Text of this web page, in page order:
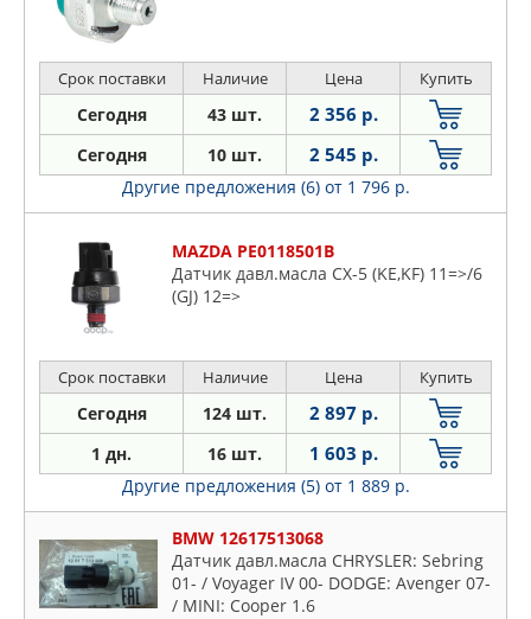
Срок поставки Наличие Цена Купить
Сегодня 43 шт. 2 356 р.
Сегодня 10 шт. 2 545 р.
Другие предложения (6) от 1 796 р.
MAZDA PE0118501B
Датчик давл.масла CX-5 (KE,KF) 11=>/6
(GJ) 12=>
Срок поставки Наличие Цена Купить
Сегодня 124 шт. 2 897 р.
1 дн. 16 шт. 1 603 р.
Другие предложения (5) от 1 889 р.
BMW 12617513068
Датчик давл.масла CHRYSLER: Sebring
01- / Voyager IV 00- DODGE: Avenger 07-
/ MINI: Cooper 1.6